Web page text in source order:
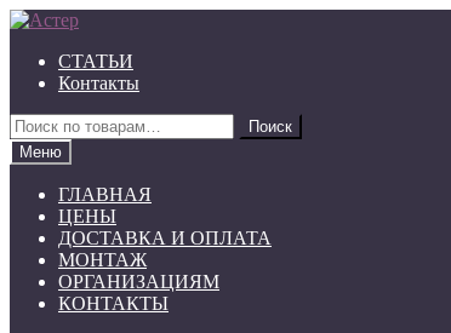
Перейти
навигации
Перейти
содержимому
СТАТЬИ
Контакты
Искать:
Поиск
Меню
ГЛАВНАЯ
ЦЕНЫ
ДОСТАВКА И ОПЛАТА
МОНТАЖ
ОРГАНИЗАЦИЯМ
КОНТАКТЫ